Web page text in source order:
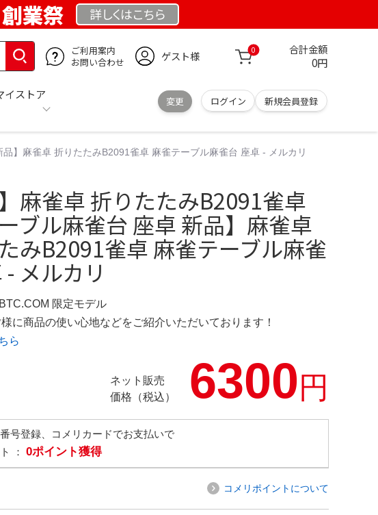
業祭 詳しくはこちら
ご利用案内
お問い合わせ
ゲスト様 0 合計金額
0円
イストア
変更 ログイン 新規会員登録
】麻雀卓 折りたたみB2091雀卓 麻雀テーブル麻雀台 座卓 - メルカリ
】麻雀卓 折りたたみB2091雀卓
ブル麻雀台 座卓 新品】麻雀卓
みB2091雀卓 麻雀テーブル麻雀
メルカリ
限定モデル
に商品の使い心地などをご紹介いただいております！
ら
ネット販売
価格（税込）
6300円
号登録、コメリカードでお支払いで
： 0ポイント獲得
コメリポイントについて